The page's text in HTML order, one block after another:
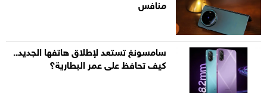
منافس
سامسونغ تستعد لإطلاق هاتفها الجديد..
كيف تحافظ على عمر البطارية؟